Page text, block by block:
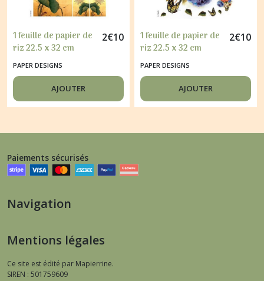
1 feuille de papier de
riz 22.5 x 32 cm
découpage collage
PAPER DESIGNS FLEUR
FEUILLAGE 0087
2€10
PAPER DESIGNS
AJOUTER
1 feuille de papier de
riz 22.5 x 32 cm
découpage collage
PAPER DESIGNS FLEUR
PAPILLON 0102
2€10
PAPER DESIGNS
AJOUTER
Paiements sécurisés
Navigation
Mentions légales
Ce site est édité par Mapierrine.
SIREN : 501759609